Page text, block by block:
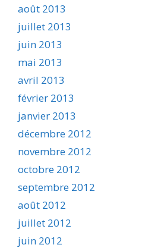
août 2013
juillet 2013
juin 2013
mai 2013
avril 2013
février 2013
janvier 2013
décembre 2012
novembre 2012
octobre 2012
septembre 2012
août 2012
juillet 2012
juin 2012